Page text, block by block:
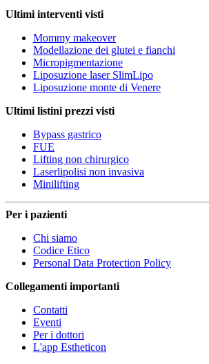
Ultimi interventi visti
Mommy makeover
Modellazione dei glutei e fianchi
Micropigmentazione
Liposuzione laser SlimLipo
Liposuzione monte di Venere
Ultimi listini prezzi visti
Bypass gastrico
FUE
Lifting non chirurgico
Laserlipolisi non invasiva
Minilifting
Per i pazienti
Chi siamo
Codice Etico
Personal Data Protection Policy
Collegamenti importanti
Contatti
Eventi
Per i dottori
L'app Estheticon